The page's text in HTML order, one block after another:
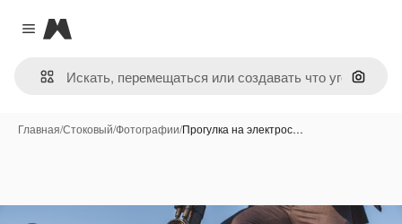
Close menu
Magnific
Поиск
Главная/Стоковый/Фотографии/Прогулка на электрос…